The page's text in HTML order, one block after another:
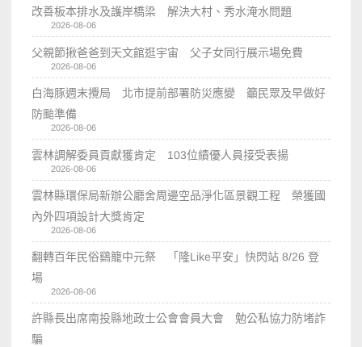
改善板本排水及護岸橋梁 解決大村、秀水淹水問題
2026-08-06
父親節揪爸爸到天文館逛宇宙 父子女同行展示場免費
2026-08-06
白海豚週末攪局 北市提前部署防災應變 籲民眾及早做好
防颱準備
2026-08-06
雲林調解委員貢獻獲肯定 103位績優人員接受表揚
2026-08-06
雲林縣環保局新辦公廳舍周邊空品淨化區景觀工程 榮獲國
內外四項設計大獎肯定
2026-08-06
翻轉百年民俗鷄籠中元祭 「隆Like平安」快閃站 8/26 登
場
2026-08-06
許縣長出席南投縣地政士公會會員大會 勉公私協力防堵詐
騙